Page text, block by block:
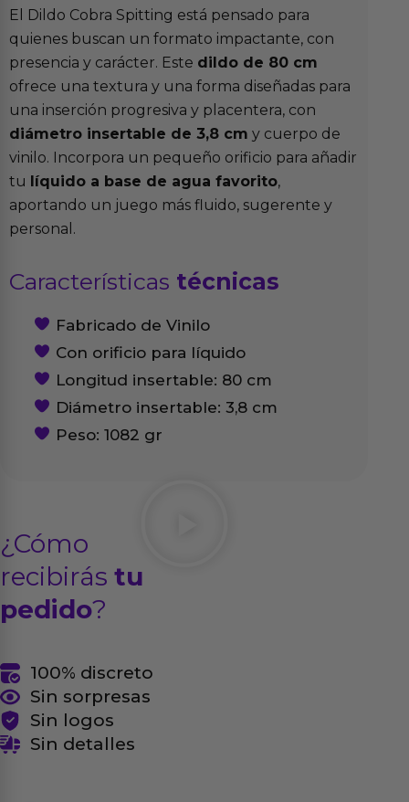
El Dildo Cobra Spitting está pensado para
quienes buscan un formato impactante, con
presencia y carácter. Este dildo de 80 cm
ofrece una textura y una forma diseñadas para
una inserción progresiva y placentera, con
diámetro insertable de 3,8 cm y cuerpo de
vinilo. Incorpora un pequeño orificio para añadir
tu líquido a base de agua favorito,
aportando un juego más fluido, sugerente y
personal.
Características técnicas
Fabricado de Vinilo
Con orificio para líquido
Longitud insertable: 80 cm
Diámetro insertable: 3,8 cm
Peso: 1082 gr
¿Cómo
recibirás tu
pedido?
100% discreto
Sin sorpresas
Sin logos
Sin detalles